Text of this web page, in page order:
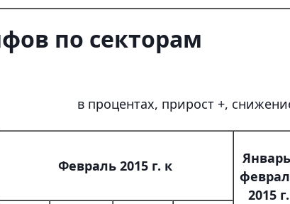
по секторам
в процентах, прирост +,
Февраль 2015 г. к
2015 г.